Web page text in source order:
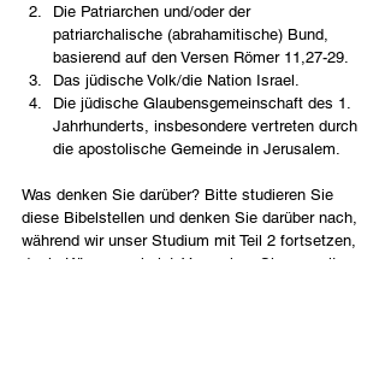
Die Patriarchen und/oder der
patriarchalische (abrahamitische) Bund,
basierend auf den Versen Römer 11,27-29.
Das jüdische Volk/die Nation Israel.
Die jüdische Glaubensgemeinschaft des 1.
Jahrhunderts, insbesondere vertreten durch
die apostolische Gemeinde in Jerusalem.
Was denken Sie darüber? Bitte studieren Sie
diese Bibelstellen und denken Sie darüber nach,
während wir unser Studium mit Teil 2 fortsetzen,
der in Kürze erscheint. Versuchen Sie so weit